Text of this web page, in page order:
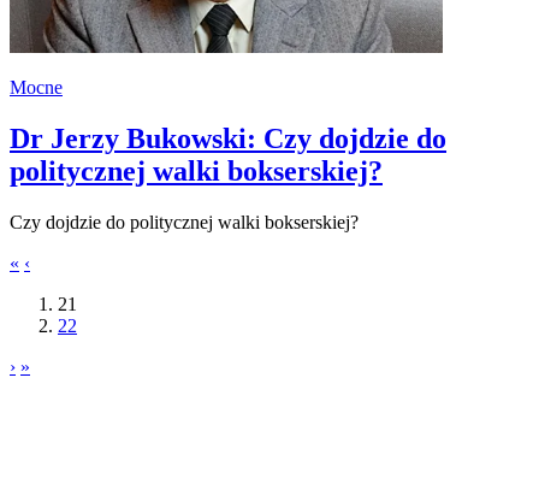
Mocne
Dr Jerzy Bukowski: Czy dojdzie do
politycznej walki bokserskiej?
Czy dojdzie do politycznej walki bokserskiej?
« ‹
21
22
› »